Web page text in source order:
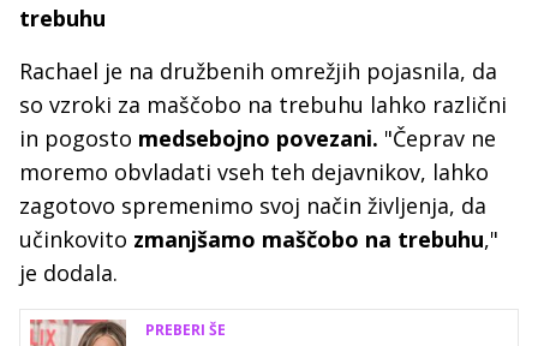
trebuhu
Rachael je na družbenih omrežjih pojasnila, da
so vzroki za maščobo na trebuhu lahko različni
in pogosto medsebojno povezani. "Čeprav ne
moremo obvladati vseh teh dejavnikov, lahko
zagotovo spremenimo svoj način življenja, da
učinkovito zmanjšamo maščobo na trebuhu,"
je dodala.
PREBERI ŠE